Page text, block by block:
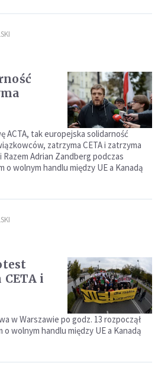
ACTA, tak europejska solidarność
zatrzyma CETA i zatrzyma
Adrian Zandberg podczas
wolnym handlu między UE a Kanadą
i
w Warszawie po godz. 13 rozpoczął
wolnym handlu między UE a Kanadą